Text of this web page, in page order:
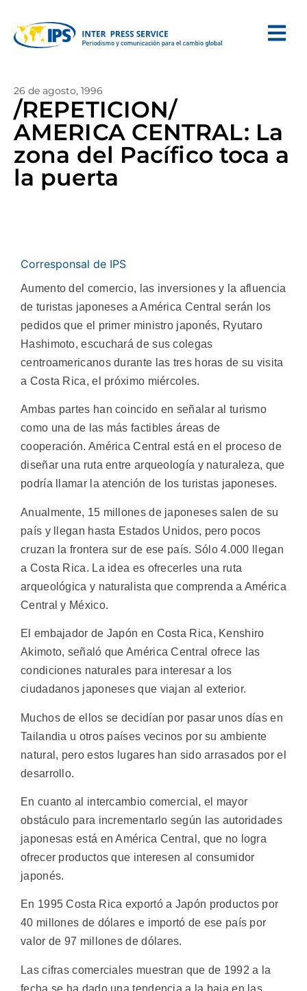
26 de agosto, 1996
/REPETICION/
AMERICA CENTRAL: La
zona del Pacífico toca a
la puerta
Corresponsal de IPS
Aumento del comercio, las inversiones y la afluencia
de turistas japoneses a América Central serán los
pedidos que el primer ministro japonés, Ryutaro
Hashimoto, escuchará de sus colegas
centroamericanos durante las tres horas de su visita
a Costa Rica, el próximo miércoles.
Ambas partes han coincido en señalar al turismo
como una de las más factibles áreas de
cooperación. América Central está en el proceso de
diseñar una ruta entre arqueología y naturaleza, que
podría llamar la atención de los turistas japoneses.
Anualmente, 15 millones de japoneses salen de su
país y llegan hasta Estados Unidos, pero pocos
cruzan la frontera sur de ese país. Sólo 4.000 llegan
a Costa Rica. La idea es ofrecerles una ruta
arqueológica y naturalista que comprenda a América
Central y México.
El embajador de Japón en Costa Rica, Kenshiro
Akimoto, señaló que América Central ofrece las
condiciones naturales para interesar a los
ciudadanos japoneses que viajan al exterior.
Muchos de ellos se decidían por pasar unos días en
Tailandia u otros países vecinos por su ambiente
natural, pero estos lugares han sido arrasados por el
desarrollo.
En cuanto al intercambio comercial, el mayor
obstáculo para incrementarlo según las autoridades
japonesas está en América Central, que no logra
ofrecer productos que interesen al consumidor
japonés.
En 1995 Costa Rica exportó a Japón productos por
40 millones de dólares e importó de ese país por
valor de 97 millones de dólares.
Las cifras comerciales muestran que de 1992 a la
fecha se ha dado una tendencia a la baja en las